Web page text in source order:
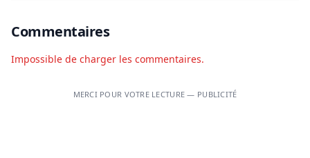
Commentaires
Impossible de charger les commentaires.
MERCI POUR VOTRE LECTURE — PUBLICITÉ